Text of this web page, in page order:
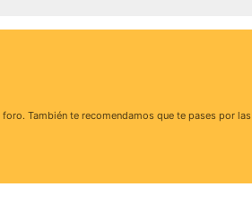
También te recomendamos que te pases por las